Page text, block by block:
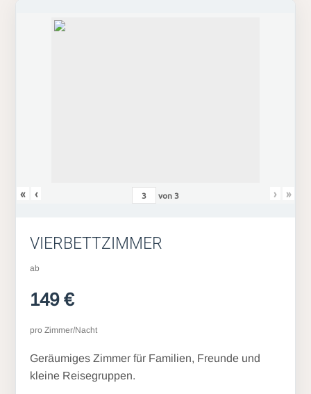
« ‹ von3 › »
VIERBETTZIMMER
ab
149 €
pro Zimmer/Nacht
Geräumiges Zimmer für Familien, Freunde und
kleine Reisegruppen.